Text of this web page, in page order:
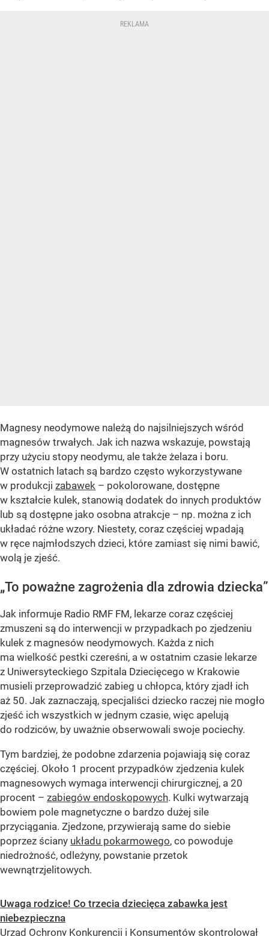
Magnesy neodymowe należą do najsilniejszych wśród
magnesów trwałych. Jak ich nazwa wskazuje, powstają
przy użyciu stopy neodymu, ale także żelaza i boru.
W ostatnich latach są bardzo często wykorzystywane
w produkcji zabawek – pokolorowane, dostępne
w kształcie kulek, stanowią dodatek do innych produktów
lub są dostępne jako osobna atrakcje – np. można z ich
układać różne wzory. Niestety, coraz częściej wpadają
w ręce najmłodszych dzieci, które zamiast się nimi bawić,
wolą je zjeść.
„To poważne zagrożenia dla zdrowia dziecka”
Jak informuje Radio RMF FM, lekarze coraz częściej
zmuszeni są do interwencji w przypadkach po zjedzeniu
kulek z magnesów neodymowych. Każda z nich
ma wielkość pestki czereśni, a w ostatnim czasie lekarze
z Uniwersyteckiego Szpitala Dziecięcego w Krakowie
musieli przeprowadzić zabieg u chłopca, który zjadł ich
aż 50. Jak zaznaczają, specjaliści dziecko raczej nie mogło
zjeść ich wszystkich w jednym czasie, więc apelują
do rodziców, by uważnie obserwowali swoje pociechy.
Tym bardziej, że podobne zdarzenia pojawiają się coraz
częściej. Około 1 procent przypadków zjedzenia kulek
magnesowych wymaga interwencji chirurgicznej, a 20
procent – zabiegów endoskopowych. Kulki wytwarzają
bowiem pole magnetyczne o bardzo dużej sile
przyciągania. Zjedzone, przywierają same do siebie
poprzez ściany układu pokarmowego, co powoduje
niedrożność, odleżyny, powstanie przetok
wewnątrzjelitowych.
Uwaga rodzice! Co trzecia dziecięca zabawka jest
niebezpieczna
Urząd Ochrony Konkurencji i Konsumentów skontrolował